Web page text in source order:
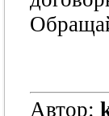
Автор: